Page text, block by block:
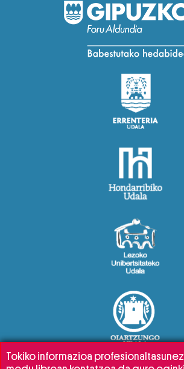
Tokiko informazioa